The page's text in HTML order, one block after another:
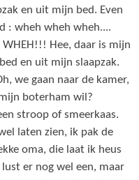
en uit mijn bed. Even
: wheh wheh wheh....
Hee, daar is mijn
en uit mijn slaapzak.
we gaan naar de kamer,
boterham wil?
stroop of smeerkaas.
laten zien, ik pak de
oma, die laat ik heus
er nog wel een, maar